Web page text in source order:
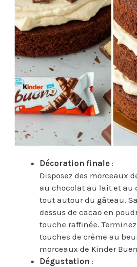
Décoration finale :
Disposez des morceaux
au chocolat au lait et au
tout autour du gâteau.
dessus de cacao en
touche raffinée.
touches de crème au
morceaux de Kinder
Dégustation :